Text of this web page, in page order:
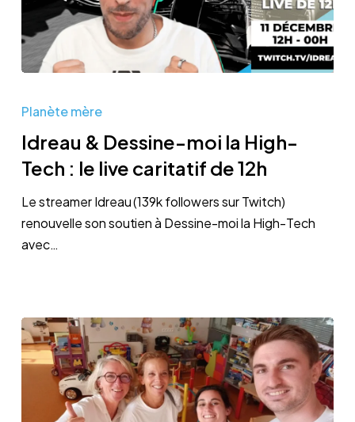
&
moi
la
Tech
:
le
de
12h
Planète mère
Idreau & Dessine-moi la High-
Tech : le live caritatif de 12h
Le streamer Idreau (139k followers sur Twitch)
renouvelle son soutien à Dessine-moi la High-Tech
avec…